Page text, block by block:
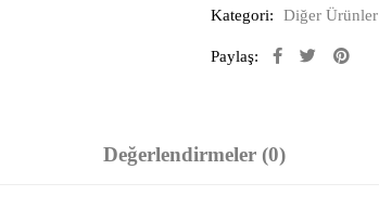
Kategori: Diğer Ürünler
Paylaş:
Değerlendirmeler (0)